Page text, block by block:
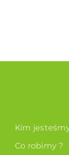
Kim
Co robimy ?